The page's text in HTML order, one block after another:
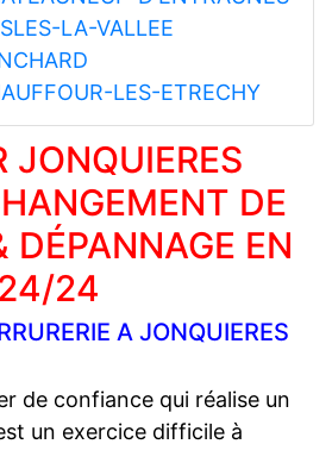
LA-VALLEE
LES-ETRECHY
JONQUIERES
DE
DÉPANNAGE EN
24
A JONQUIERES
de confiance qui réalise un
un exercice difficile à